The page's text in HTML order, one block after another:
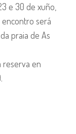
e 30 de xuño,
encontro será
praia de As
reserva en